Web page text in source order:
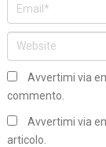
Avvertimi via
commento.
Avvertimi via
articolo.